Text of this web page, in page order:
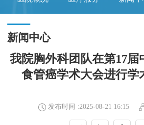
新闻中心
我院胸外科团队在第17届
食管癌学术大会进行学
发布时间 :2025-08-21 16:15